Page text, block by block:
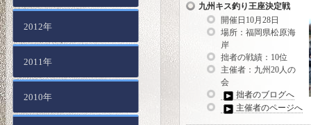
九州キス釣り王座決定戦
開催日10月28日
場所：福岡県松原海
岸
拙者の戦績：10位
主催者：九州20人の
会
拙者のブログへ
主催者のページへ
2012年
2011年
2010年